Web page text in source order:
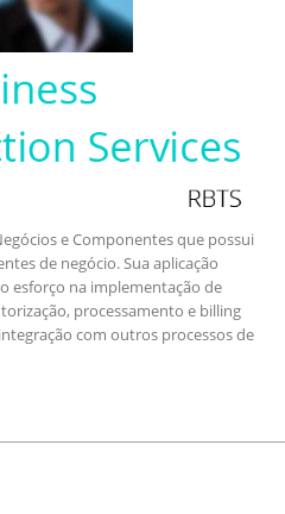
e Componentes que possui
de negócio. Sua aplicação
esforço na implementação de
processamento e billing
com outros processos de